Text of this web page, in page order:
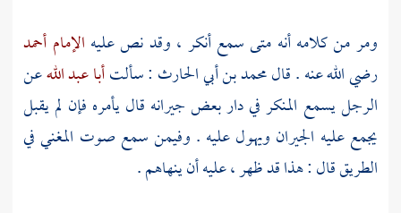
ومر من كلامه أنه متى سمع أنكر ، وقد نص عليه الإمام أحمد
رضي الله عنه . قالمحمد بن أبي الحارث : سألتأبا عبد اللهعن
الرجل يسمع المنكر في دار بعض جيرانه قال يأمره فإن لم يقبل
يجمع عليه الجيران ويهول عليه . وفيمن سمع صوت المغني في
الطريق قال : هذا قد ظهر ، عليه أن ينهاهم .